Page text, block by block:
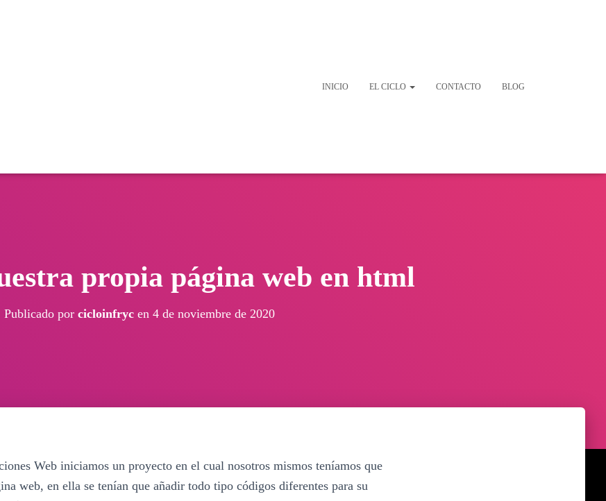
INICIO EL CICLO CONTACTO BLOG
propia página web en html
Publicado por cicloinfryc en 4 de noviembre de 2020
Web iniciamos un proyecto en el cual nosotros mismos teníamos que
web, en ella se tenían que añadir todo tipo códigos diferentes para su